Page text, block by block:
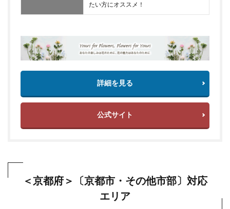
たい方にオススメ！
詳細を見る
公式サイト
＜京都府＞〔京都市・その他市部〕対応
エリア